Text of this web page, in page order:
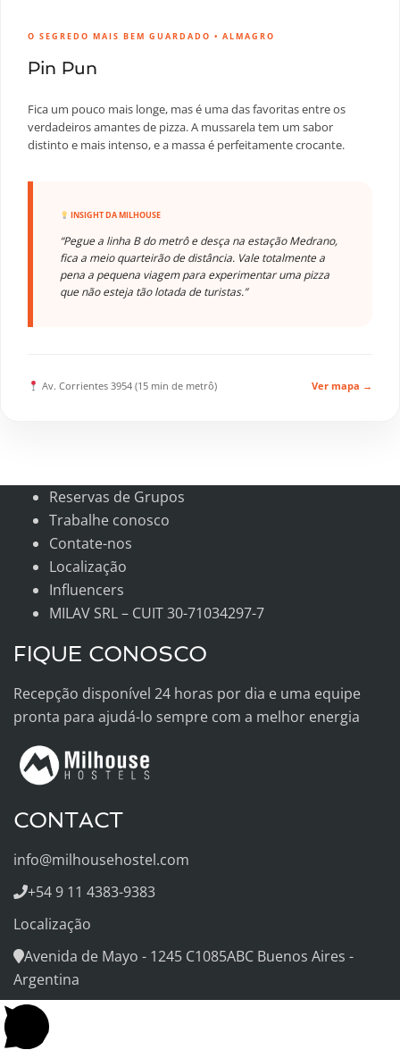
O SEGREDO MAIS BEM GUARDADO • ALMAGRO
Pin Pun
Fica um pouco mais longe, mas é uma das favoritas entre os
verdadeiros amantes de pizza. A mussarela tem um sabor
distinto e mais intenso, e a massa é perfeitamente crocante.
INSIGHT DA MILHOUSE
“Pegue a linha B do metrô e desça na estação Medrano,
fica a meio quarteirão de distância. Vale totalmente a
pena a pequena viagem para experimentar uma pizza
que não esteja tão lotada de turistas.”
Av. Corrientes 3954 (15 min de metrô) Ver mapa →
Reservas de Grupos
Trabalhe conosco
Contate-nos
Localização
Influencers
MILAV SRL – CUIT 30-71034297-7
FIQUE CONOSCO
Recepção disponível 24 horas por dia e uma equipe
pronta para ajudá-lo sempre com a melhor energia
CONTACT
info@milhousehostel.com
+54 9 11 4383-9383
Localização
Avenida de Mayo - 1245 C1085ABC Buenos Aires -
Argentina